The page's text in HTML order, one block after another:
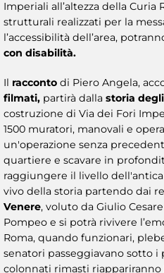
Imperiali all’altezza della Curia
strutturali realizzati per la
l’accessibilità dell’area,
con disabilità.
Il racconto di Piero Angela,
filmati, partirà dalla storia
costruzione di Via dei Fori
1500 muratori, manovali e
un'operazione senza
quartiere e scavare in
raggiungere il livello
vivo della storia partendo dai
Venere, voluto da Giulio
Pompeo e si potrà rivivere
Roma, quando funzionari,
senatori passeggiavano sotto i
colonnati rimasti riappariranno